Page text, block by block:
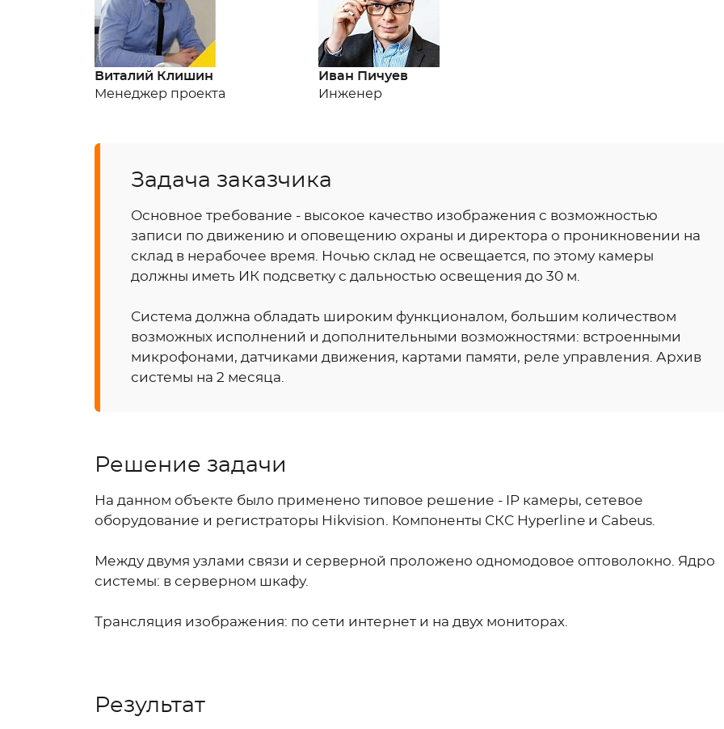
Виталий Клишин
Менеджер проекта
Иван Пичуев
Инженер
Задача заказчика
Основное требование - высокое качество изображения с возможностью
записи по движению и оповещению охраны и директора о проникновении на
склад в нерабочее время. Ночью склад не освещается, по этому камеры
должны иметь ИК подсветку с дальностью освещения до 30 м.
Система должна обладать широким функционалом, большим количеством
возможных исполнений и дополнительными возможностями: встроенными
микрофонами, датчиками движения, картами памяти, реле управления. Архив
системы на 2 месяца.
Решение задачи
На данном объекте было применено типовое решение - IP камеры, сетевое
оборудование и регистраторы Hikvision. Компоненты СКС Hyperline и Cabeus.
Между двумя узлами связи и серверной проложено одномодовое оптоволокно. Ядро
системы: в серверном шкафу.
Трансляция изображения: по сети интернет и на двух мониторах.
Результат